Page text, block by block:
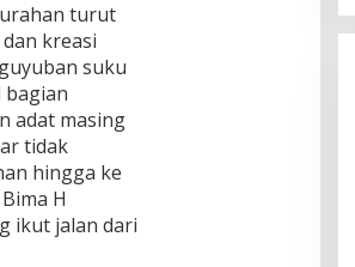
turut
kreasi
suku
bagian
adat masing
tidak
hingga ke
H
ikut jalan dari